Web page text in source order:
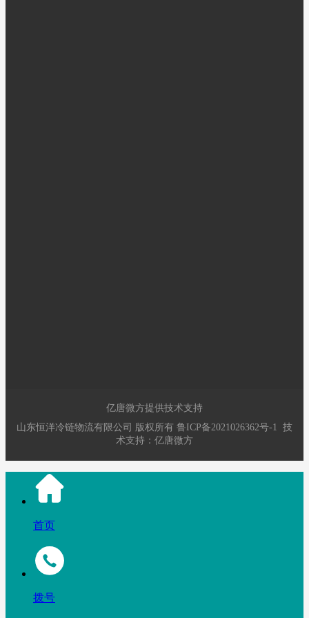
亿唐微方提供技术支持
山东恒洋冷链物流有限公司
版权所有 鲁ICP备2021026362号-1
技
术支持： 亿唐微方
首页
拨号